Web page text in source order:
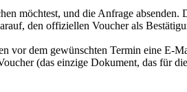
möchtest, und die Anfrage
den offiziellen Voucher als
dem gewünschten Termin eine E-
(das einzige Dokument, das für